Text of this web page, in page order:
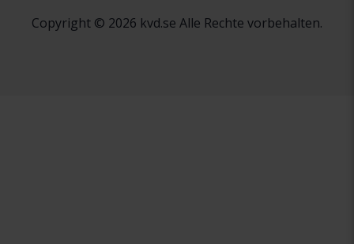
Copyright © 2026 kvd.se Alle Rechte vorbehalten.